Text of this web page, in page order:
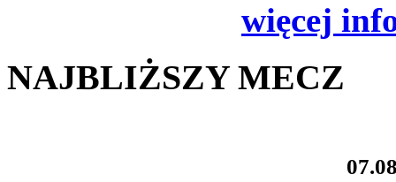
więcej
NAJBLIŻSZY MECZ